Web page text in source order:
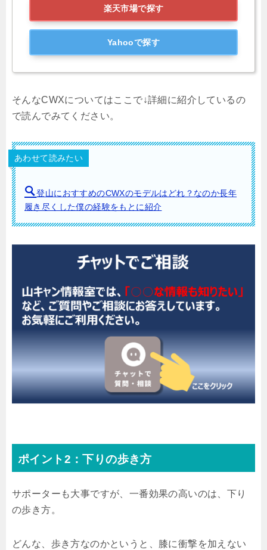
楽天市場で探す
Yahooで探す
そんなCWXについてはここで↓詳細に紹介しているの
で読んでみてください。
あわせて読みたい
登山におすすめのCWXのモデルはどれ？なのか長年
履き尽くした僕の経験をもとに紹介
ポイント2：下りの歩き方
サポーターも大事ですが、一番効果の高いのは、下り
の歩き方。
どんな、歩き方なのかというと、膝に衝撃を加えない